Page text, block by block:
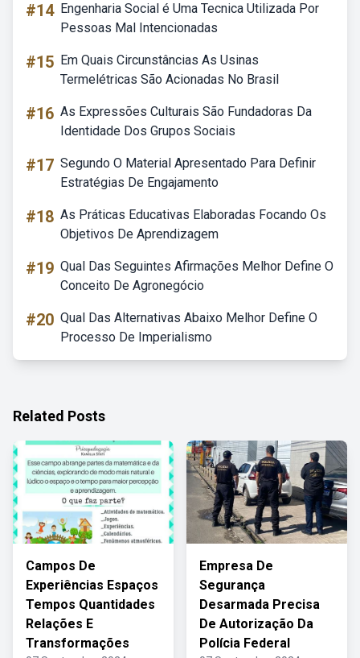
#14 Engenharia Social é Uma Tecnica Utilizada Por
Pessoas Mal Intencionadas
#15 Em Quais Circunstâncias As Usinas
Termelétricas São Acionadas No Brasil
#16 As Expressões Culturais São Fundadoras Da
Identidade Dos Grupos Sociais
#17 Segundo O Material Apresentado Para Definir
Estratégias De Engajamento
#18 As Práticas Educativas Elaboradas Focando Os
Objetivos De Aprendizagem
#19 Qual Das Seguintes Afirmações Melhor Define O
Conceito De Agronegócio
#20 Qual Das Alternativas Abaixo Melhor Define O
Processo De Imperialismo
Related Posts
Campos De
Experiências Espaços
Tempos Quantidades
Relações E
Transformações
Empresa De
Segurança
Desarmada Precisa
De Autorização Da
Polícia Federal